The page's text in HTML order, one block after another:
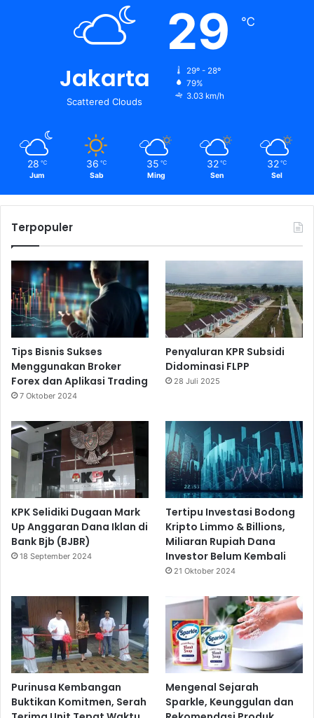
Jakarta
Scattered Clouds
29 ℃
29º - 28º
79%
3.03 km/h
28 ℃
Jum
36 ℃
Sab
35 ℃
Ming
32 ℃
Sen
32 ℃
Sel
Terpopuler
Tips Bisnis Sukses
Menggunakan Broker
Forex dan Aplikasi Trading
7 Oktober 2024
Penyaluran KPR Subsidi
Didominasi FLPP
28 Juli 2025
KPK Selidiki Dugaan Mark
Up Anggaran Dana Iklan di
Bank Bjb (BJBR)
18 September 2024
Tertipu Investasi Bodong
Kripto Limmo & Billions,
Miliaran Rupiah Dana
Investor Belum Kembali
21 Oktober 2024
Purinusa Kembangan
Buktikan Komitmen, Serah
Mengenal Sejarah
Sparkle, Keunggulan dan